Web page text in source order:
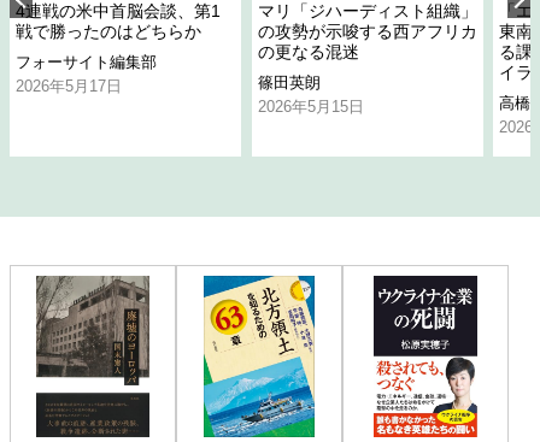
4連戦の米中首脳会談、第1
戦で勝ったのはどちらか
フォーサイト編集部
2026年5月17日
マリ「ジハーディスト組織」
の攻勢が示唆する西アフリカ
の更なる混迷
篠田英朗
2026年5月15日
「
東南
る課
イラ
高橋
2026